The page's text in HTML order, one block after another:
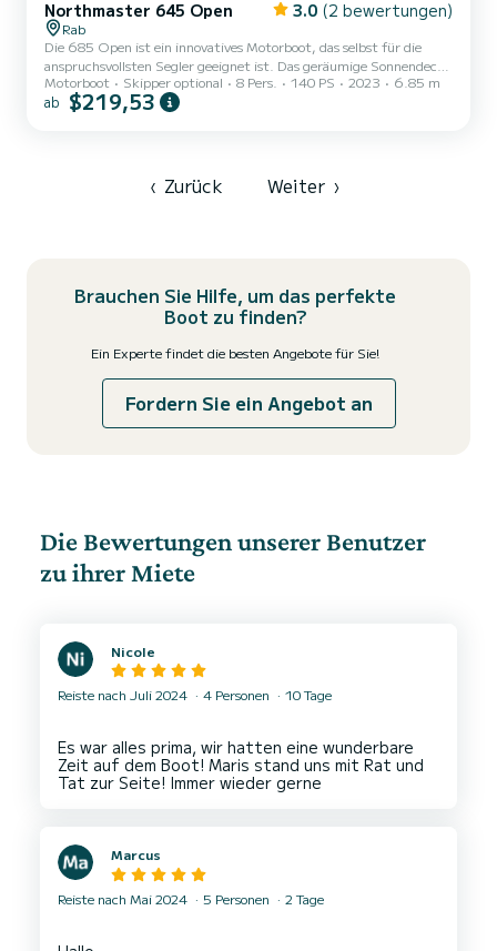
Northmaster 645 Open 3.0 (2 bewertungen)
Rab
Die 685 Open ist ein innovatives Motorboot, das selbst für die
anspruchsvollsten Segler geeignet ist. Das geräumige Sonnendeck
bietet Ihnen die Möglichkeit, an einem heißen Sommertag auf dem
Meer zu entspannen, und das Hardtop-Bimini bietet guten Schutz
Motorboot Skipper optional 8 Pers. 140 PS 2023 6.85 m
ab $219,53
‹ Zurück Weiter ›
Brauchen Sie Hilfe, um das perfekte
Boot zu finden?
Ein Experte findet die besten Angebote für Sie!
Fordern Sie ein Angebot an
Die Bewertungen unserer Benutzer
zu ihrer Miete
Nicole
Reiste nach Juli 2024 4 Personen 10 Tage
Es war alles prima, wir hatten eine wunderbare
Zeit auf dem Boot! Maris stand uns mit Rat und
Marcus
Reiste nach Mai 2024 5 Personen 2 Tage